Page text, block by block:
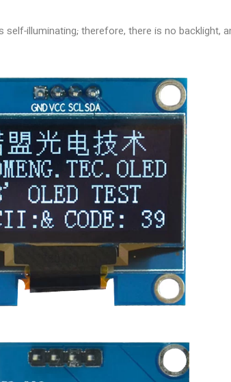
illuminating; therefore, there is no backlight,